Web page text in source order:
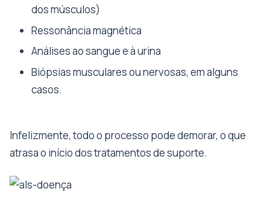
dos músculos)
Ressonância magnética
Análises ao sangue e à urina
Biópsias musculares ou nervosas, em alguns
casos.
Infelizmente, todo o processo pode demorar, o que
atrasa o início dos tratamentos de suporte.